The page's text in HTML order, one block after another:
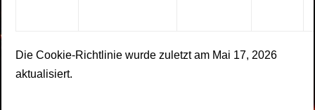
Die Cookie-Richtlinie wurde zuletzt am Mai 17, 2026
aktualisiert.